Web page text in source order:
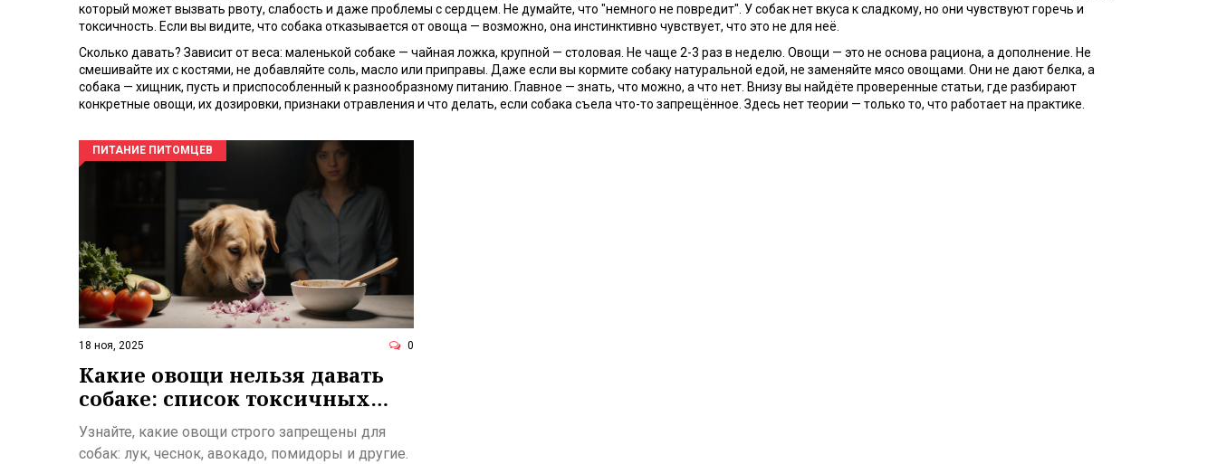
который может вызвать рвоту, слабость и даже проблемы с сердцем Не думайте, что "немного не повредит". У собак нет вкуса к сладкому, но они чувствуют горечь и
токсичность. Если вы видите, что собака отказывается от овоща — возможно, она инстинктивно чувствует, что это не для неё.
Сколько давать? Зависит от веса: маленькой собаке — чайная ложка, крупной — столовая. Не чаще 2-3 раз в неделю. Овощи — это не основа рациона, а дополнение. Не
смешивайте их с костями, не добавляйте соль, масло или приправы. Даже если вы кормите собаку натуральной едой, не заменяйте мясо овощами. Они не дают белка, а
собака — хищник, пусть и приспособленный к разнообразному питанию. Главное — знать, что можно, а что нет. Внизу вы найдёте проверенные статьи, где разбирают
конкретные овощи, их дозировки, признаки отравления и что делать, если собака съела что-то запрещённое. Здесь нет теории — только то, что работает на практике.
ПИТАНИЕ ПИТОМЦЕВ
18 ноя, 2025 0
Какие овощи нельзя давать
собаке: список токсичных
продуктов
Узнайте, какие овощи строго запрещены для
собак: лук, чеснок, авокадо, помидоры и другие.